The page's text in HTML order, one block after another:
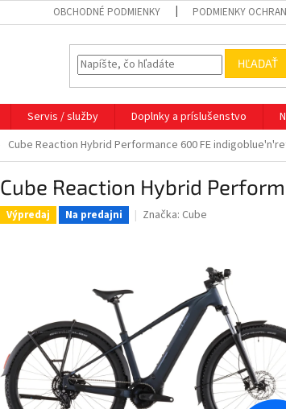
OBCHODNÉ PODMIENKY PODMIENKY
HĽADAŤ
Servis / služby Doplnky a príslušenstvo
Cube Reaction Hybrid Performance 600 FE
Cube Reaction Hybrid
Výpredaj Na predajni Značka: Cube